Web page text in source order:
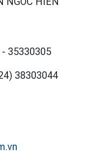
- 35330305
38303044